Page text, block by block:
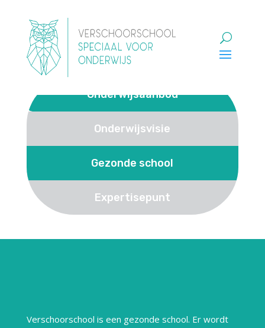
Onderwijsaanbod
Onderwijsvisie
Gezonde school
Expertisepunt
Verschoorschool is een gezonde school. Er wordt